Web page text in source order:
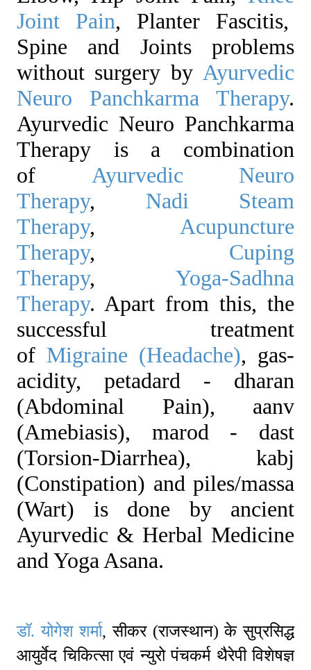
Joint Pain, Planter Fascitis,
Spine and Joints problems
without surgery by Ayurvedic
Neuro Panchkarma Therapy.
Ayurvedic Neuro Panchkarma
Therapy is a combination
of Ayurvedic Neuro
Therapy, Nadi Steam
Therapy, Acupuncture
Therapy, Cuping
Therapy, Yoga-Sadhna
Therapy. Apart from this, the
successful treatment
of Migraine (Headache), gas-
acidity, petadard - dharan
(Abdominal Pain), aanv
(Amebiasis), marod - dast
(Torsion-Diarrhea), kabj
(Constipation) and piles/massa
(Wart) is done by ancient
Ayurvedic & Herbal Medicine
and Yoga Asana.
डॉ. योगेश शर्मा, सीकर (राजस्थान) के सुप्रसिद्ध
आयुर्वेद चिकित्सा एवं न्युरो पंचकर्म थैरेपी विशेषज्ञ